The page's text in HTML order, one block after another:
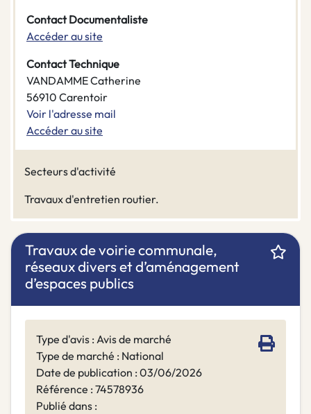
Contact Documentaliste
Accéder au site
Contact Technique
VANDAMME Catherine
56910 Carentoir
Voir l'adresse mail
Accéder au site
Secteurs d'activité
Travaux d'entretien routier.
Travaux de voirie communale,
réseaux divers et d’aménagement
d’espaces publics
Type d'avis : Avis de marché
Type de marché : National
Date de publication : 03/06/2026
Référence : 74578936
Publié dans :